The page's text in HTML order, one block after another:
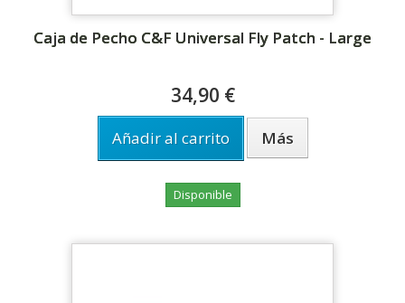
Caja de Pecho C&F Universal Fly Patch - Large
34,90 €
Añadir al carrito Más
Disponible